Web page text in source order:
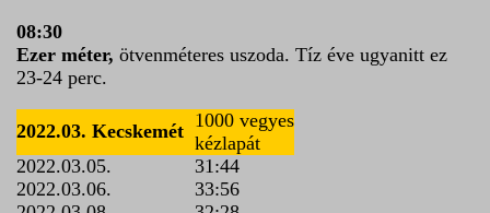
08:30
Ezer méter, ötvenméteres uszoda. Tíz éve ugyanitt ez
23-24 perc.
2022.03. Kecskemét 1000 vegyes
kézlapát
2022.03.05.
31:44
2022.03.06.
33:56